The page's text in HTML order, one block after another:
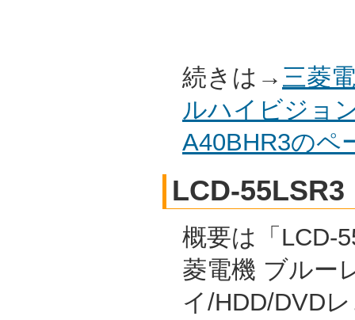
続きは→ 三菱
ルハイビジョ
A40BHR3のペ
LCD-55LSR3
概要は「LCD-
菱電機 ブルー
イ/HDD/DVD